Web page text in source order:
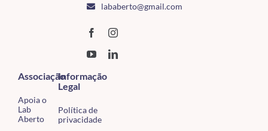
lababerto@gmail.com
Associação
Apoia o
Lab
Aberto
Informação
Legal
Política de
privacidade